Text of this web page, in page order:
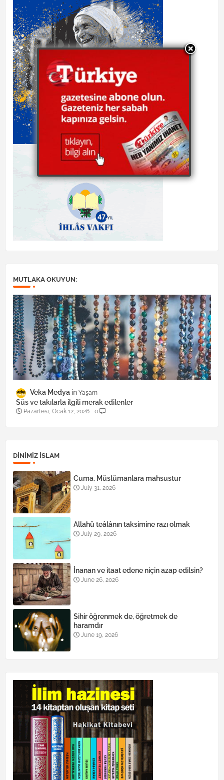
MUTLAKA OKUYUN:
Veka Medya Yaşam
Süs ve takılarla ilgili merak edilenler
Pazartesi, Ocak 12, 2026 0
DINIMIZ ISLAM
Cuma, Müslümanlara mahsustur
July 31, 2026
Allahü teâlânın taksimine razı olmak
July 29, 2026
İnanan ve itaat edene niçin azap edilsin?
June 26, 2026
Sihir öğrenmek de, öğretmek de
haramdır
June 19, 2026